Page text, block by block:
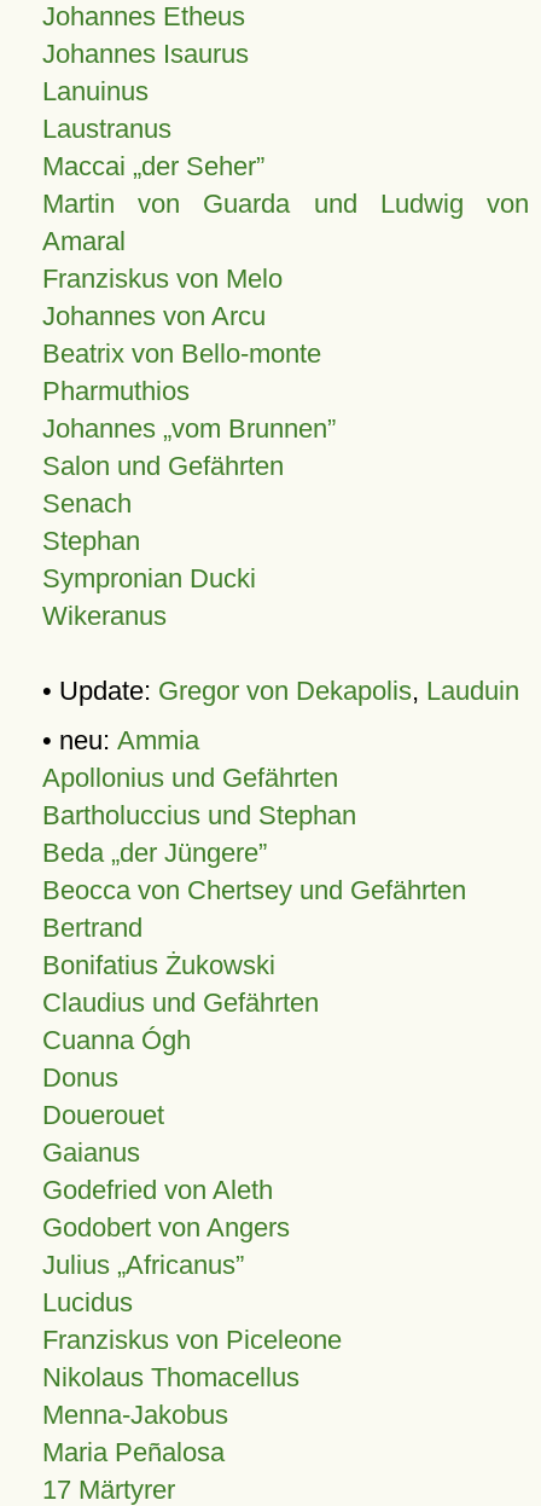
Johannes Etheus
Johannes Isaurus
Lanuinus
Laustranus
Maccai „der Seher”
Martin von Guarda und Ludwig von
Amaral
Franziskus von Melo
Johannes von Arcu
Beatrix von Bello-monte
Pharmuthios
Johannes vom Brunnen
Salon und Gefährten
Senach
Stephan
Sympronian Ducki
Wikeranus
• Update: Gregor von Dekapolis, Lauduin
• neu: Ammia
Apollonius und Gefährten
Bartholuccius und Stephan
Beda „der Jüngere”
Beocca von Chertsey und Gefährten
Bertrand
Bonifatius Żukowski
Claudius und Gefährten
Cuanna Ógh
Donus
Douerouet
Gaianus
Godefried von Aleth
Godobert von Angers
Julius Africanus
Lucidus
Franziskus von Piceleone
Nikolaus Thomacellus
Menna-Jakobus
Maria Peñalosa
17 Märtyrer